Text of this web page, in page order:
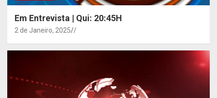
Em Entrevista | Qui: 20:45H
2 de Janeiro, 2025 /